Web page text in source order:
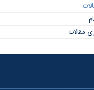
مقالات